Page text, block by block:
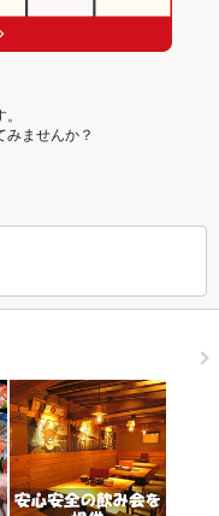
ませんか？